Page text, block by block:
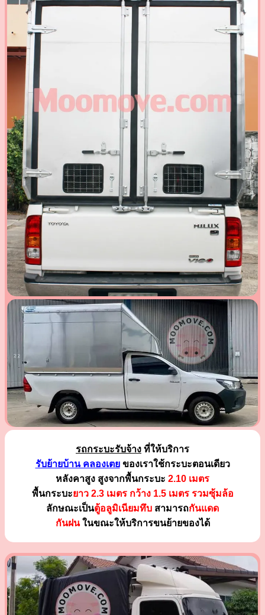
รถกระบะรับจ้าง ที่ให้บริการ
รับย้ายบ้าน คลองเตยของเราใช้กระบะตอนเดียว
หลังคาสูง สูงจากพื้นกระบะ 2.10 เมตร
พื้นกระบะยาว 2.3 เมตร กว้าง 1.5 เมตร รวมซุ้มล้อ
ลักษณะเป็นตู้อลูมิเนียมทึบ สามารถกันแดด
กันฝนในขณะให้บริการขนย้ายของได้